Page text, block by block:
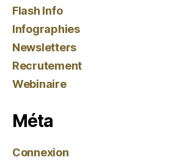
Flash Info
Infographies
Newsletters
Recrutement
Webinaire
Méta
Connexion